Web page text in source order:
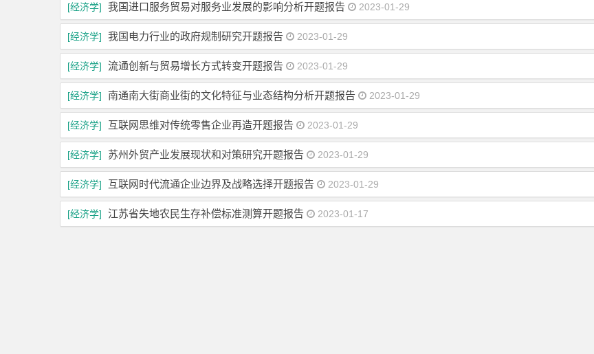
[经济学] 我国进口服务贸易对服务业发展的影响分析开题报告 2023-01-29
[经济学] 我国电力行业的政府规制研究开题报告 2023-01-29
[经济学] 流通创新与贸易增长方式转变开题报告 2023-01-29
[经济学] 南通南大街商业街的文化特征与业态结构分析开题报告 2023-01-29
[经济学] 互联网思维对传统零售企业再造开题报告 2023-01-29
[经济学] 苏州外贸产业发展现状和对策研究开题报告 2023-01-29
[经济学] 互联网时代流通企业边界及战略选择开题报告 2023-01-29
[经济学] 江苏省失地农民生存补偿标准测算开题报告 2023-01-17